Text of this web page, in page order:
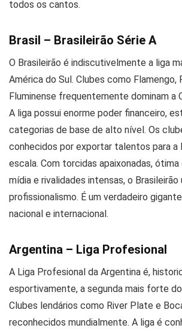
todos os cantos.
Brasil – Brasileirão Série A
O Brasileirão é indiscutivelmente a liga
América do Sul. Clubes como Flamengo,
Fluminense frequentemente dominam a
A liga possui enorme poder financeiro,
categorias de base de alto nível. Os
conhecidos por exportar talentos para a
escala. Com torcidas apaixonadas,
mídia e rivalidades intensas, o
profissionalismo. É um verdadeiro
nacional e internacional.
Argentina – Liga Profesional
A Liga Profesional da Argentina é,
esportivamente, a segunda mais forte
Clubes lendários como River Plate e
reconhecidos mundialmente. A liga é